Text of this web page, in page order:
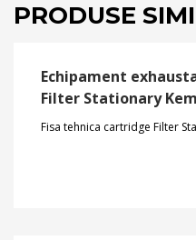
PRODUSE
Echipament
Filter Stationary
Fisa tehnica cartridge Filter